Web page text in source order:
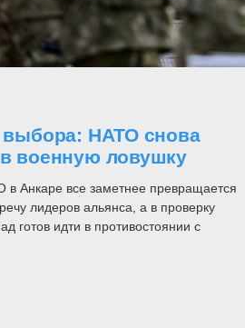
выбора: НАТО снова
военную ловушку
Анкаре все заметнее превращается
лидеров альянса, а в проверку
готов идти в противостоянии с